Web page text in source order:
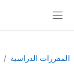
المقررات الدراسية